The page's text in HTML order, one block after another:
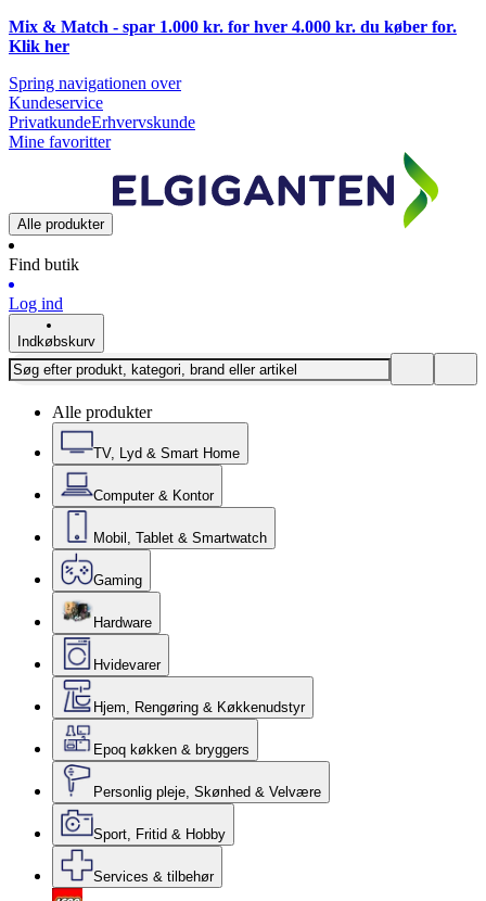
Mix & Match - spar 1.000 kr. for hver 4.000 kr. du køber for.
Klik her
Spring navigationen over
Kundeservice
PrivatkundeErhvervskunde
Mine favoritter
Alle produkter
Find butik
Log ind
Indkøbskurv
Alle produkter
TV, Lyd & Smart Home
Computer & Kontor
Mobil, Tablet & Smartwatch
Gaming
Hardware
Hvidevarer
Hjem, Rengøring & Køkkenudstyr
Epoq køkken & bryggers
Personlig pleje, Skønhed & Velvære
Sport, Fritid & Hobby
Services & tilbehør